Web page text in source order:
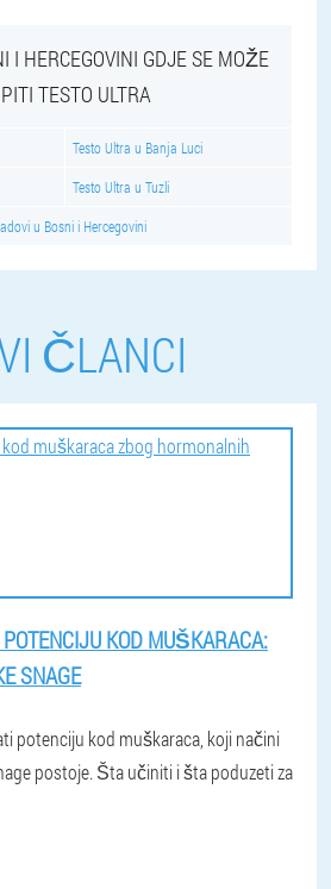
I HERCEGOVINI GDJE SE MOŽE
TESTO ULTRA
Testo Ultra u Banja Luci
Testo Ultra u Tuzli
u Bosni i Hercegovini
ČLANCI
KOD MUŠKARACA:
SNAGE
potenciju kod muškaraca, koji načini
postoje. Šta učiniti i šta poduzeti za